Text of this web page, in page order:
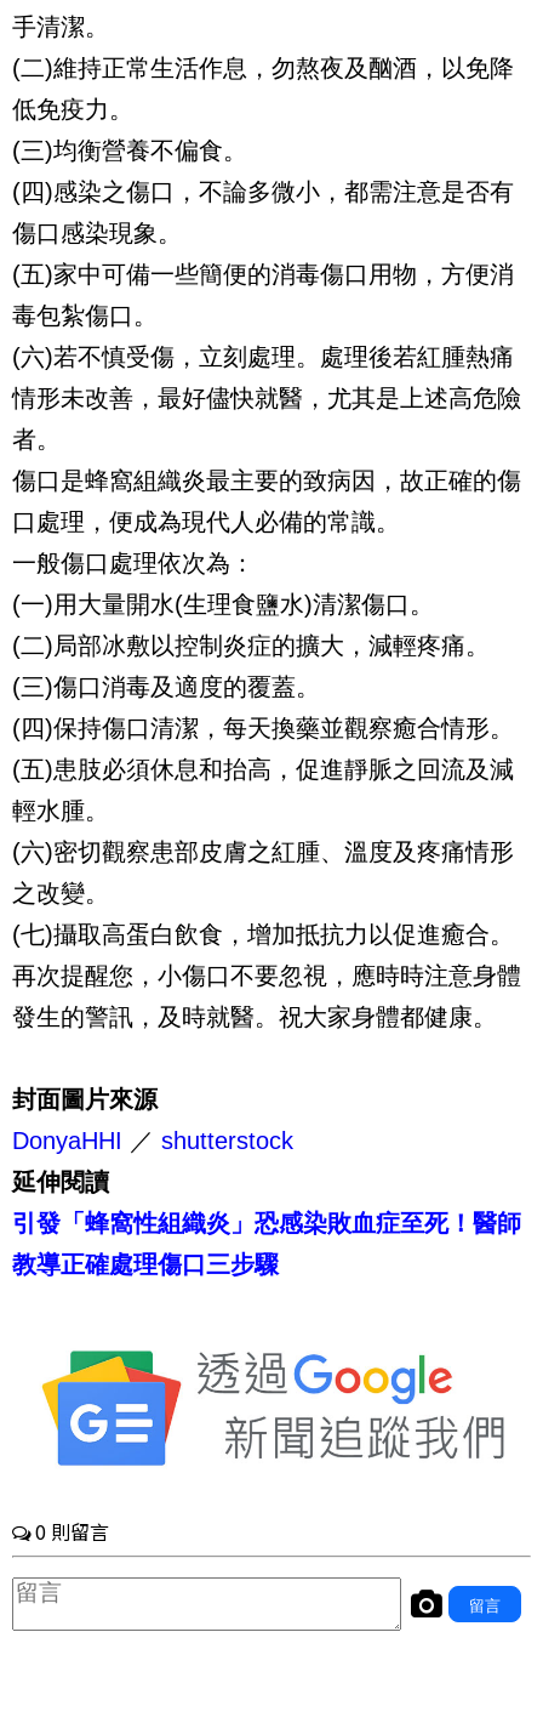
手清潔。
(二)維持正常生活作息，勿熬夜及酗酒，以免降
低免疫力。
(三)均衡營養不偏食。
(四)感染之傷口，不論多微小，都需注意是否有
傷口感染現象。
(五)家中可備一些簡便的消毒傷口用物，方便消
毒包紮傷口。
(六)若不慎受傷，立刻處理。處理後若紅腫熱痛
情形未改善，最好儘快就醫，尤其是上述高危險
者。
傷口是蜂窩組織炎最主要的致病因，故正確的傷
口處理，便成為現代人必備的常識。
一般傷口處理依次為：
(一)用大量開水(生理食鹽水)清潔傷口。
(二)局部冰敷以控制炎症的擴大，減輕疼痛。
(三)傷口消毒及適度的覆蓋。
(四)保持傷口清潔，每天換藥並觀察癒合情形。
(五)患肢必須休息和抬高，促進靜脈之回流及減
輕水腫。
(六)密切觀察患部皮膚之紅腫、溫度及疼痛情形
之改變。
(七)攝取高蛋白飲食，增加抵抗力以促進癒合。
再次提醒您，小傷口不要忽視，應時時注意身體
發生的警訊，及時就醫。祝大家身體都健康。
封面圖片來源
DonyaHHI ／ shutterstock
延伸閱讀
引發「蜂窩性組織炎」恐感染敗血症至死！醫師
教導正確處理傷口三步驟